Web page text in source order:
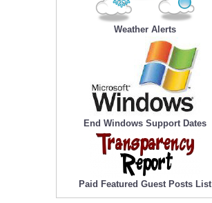
Weather Alerts
End Windows Support Dates
Paid Featured Guest Posts List